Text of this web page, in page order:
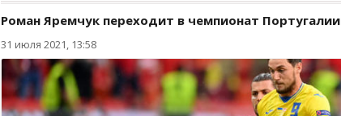
Роман Яремчук переходит в чемпионат Португалии
31 июля 2021, 13:58